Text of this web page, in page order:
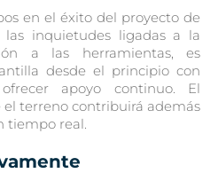
en el éxito del proyecto de
inquietudes ligadas a la
a las herramientas, es
desde el principio con
apoyo continuo. El
terreno contribuirá además
tiempo real.